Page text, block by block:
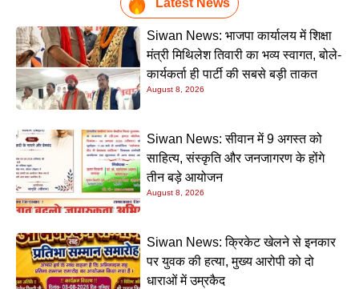
Latest News
Siwan News: भाजपा कार्यालय में शिक्षा
मंत्री मिथिलेश तिवारी का भव्य स्वागत, बोले-
कार्यकर्ता ही पार्टी की सबसे बड़ी ताकत
August 8, 2026
Siwan News: सीवान में 9 अगस्त को
साहित्य, संस्कृति और जनजागरण के होंगे
तीन बड़े आयोजन
August 8, 2026
Siwan News: क्रिकेट खेलने से इनकार
पर युवक की हत्या, मुख्य आरोपी को दो
धाराओं में उम्रकैद